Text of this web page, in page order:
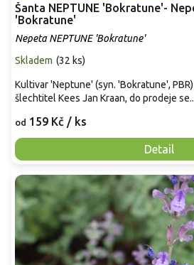
Šanta NEPTUNE 'Bokratune'-
'Bokratune'
Nepeta NEPTUNE 'Bokratune'
Skladem (32 ks)
od 159 Kč / ks
Detail
Kultivar 'Neptune' (syn. 'Bokratune',
šlechtitel Kees Jan Kraan, do prodeje